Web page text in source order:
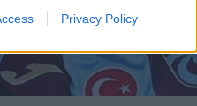
Privacy Policy